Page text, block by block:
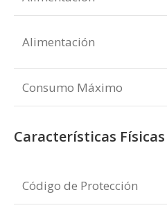
Alimentación
Consumo Máximo
Características Físicas
Código de Protección